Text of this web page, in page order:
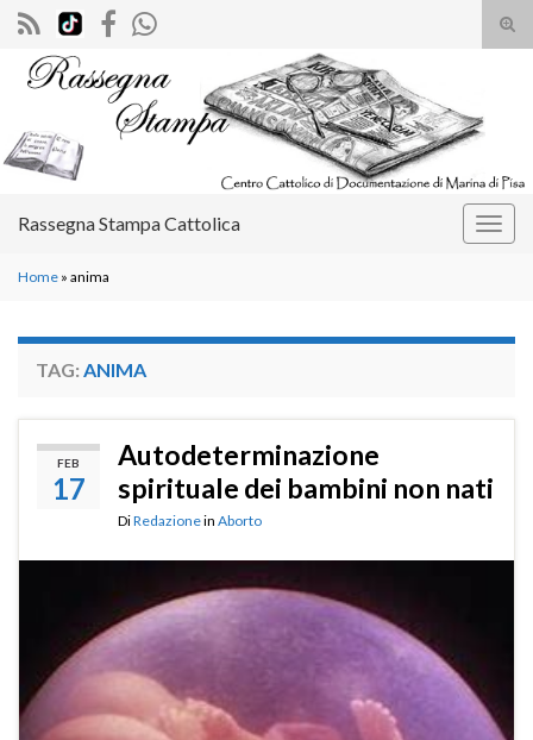
il
Search for:
Rassegna Stampa Cattolica
Home » anima
TAG: ANIMA
FEB
17
Autodeterminazione
spirituale dei bambini non nati
DiRedazionein Aborto